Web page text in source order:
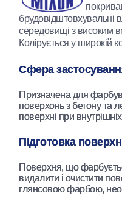
брудовідштовхувальні
середовищі з високим
Колірується у широкій
Сфера
Призначена для
поверхонь з бетону та
поверхні при
Підготовка
Поверхня, що
видалити і очистити
глянсовою фарбою,